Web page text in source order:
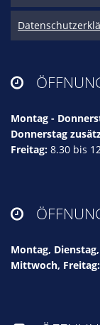

Montag -
Donnerstag
Freitag: 8.30 bis

Montag,
Mittwoch, Freitag: